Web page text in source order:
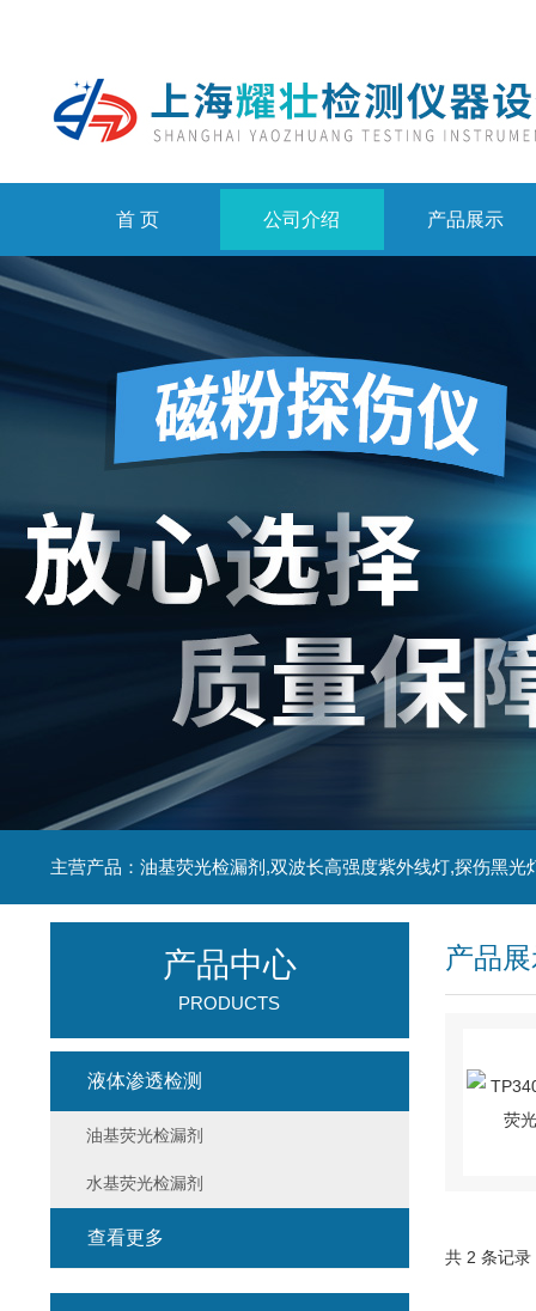
首 页 公司介绍 产品展示
主营产品：油基荧光检漏剂,双波长高强度紫外线灯,探伤黑光
产品
共 2 条记
产品中心
PRODUCTS
液体渗透检测
油基荧光检漏剂
水基荧光检漏剂
查看更多